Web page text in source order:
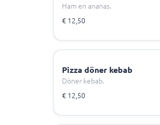
Ham en ananas.
€ 12,50
Pizza döner kebab
Döner kebab.
€ 12,50